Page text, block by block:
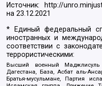
Источник: http://
на23.12.2021
* Единый федеральный
иностранных и
соответствии с
террористическими:
Высший военный
Дагестана, База, Асбат аль-
Братья-мусульмане, Партия